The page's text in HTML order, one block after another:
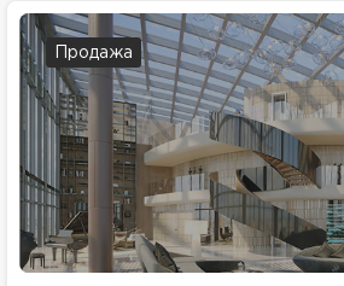
Продажа